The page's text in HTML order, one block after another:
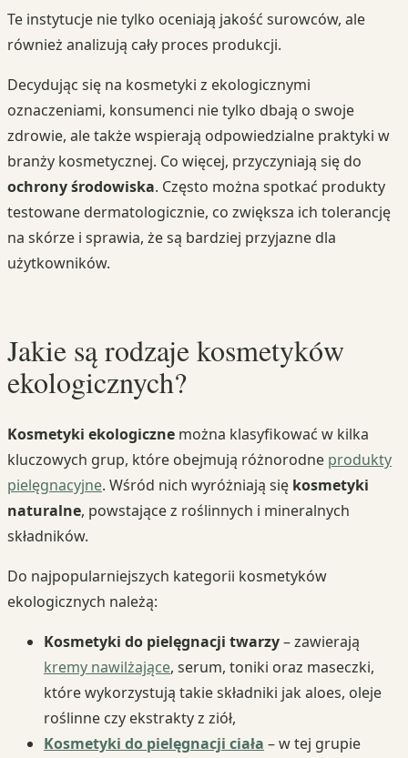
Te instytucje nie tylko oceniają jakość surowców, ale
również analizują cały proces produkcji.
Decydując się na kosmetyki z ekologicznymi
oznaczeniami, konsumenci nie tylko dbają o swoje
zdrowie, ale także wspierają odpowiedzialne praktyki w
branży kosmetycznej. Co więcej, przyczyniają się do
ochrony środowiska. Często można spotkać produkty
testowane dermatologicznie, co zwiększa ich tolerancję
na skórze i sprawia, że są bardziej przyjazne dla
użytkowników.
Jakie są rodzaje kosmetyków
ekologicznych?
Kosmetyki ekologiczne można klasyfikować w kilka
kluczowych grup, które obejmują różnorodne produkty
pielęgnacyjne. Wśród nich wyróżniają się kosmetyki
naturalne, powstające z roślinnych i mineralnych
składników.
Do najpopularniejszych kategorii kosmetyków
ekologicznych należą:
Kosmetyki do pielęgnacji twarzy– zawierają
kremy nawilżające, serum, toniki oraz maseczki,
które wykorzystują takie składniki jak aloes, oleje
roślinne czy ekstrakty z ziół,
Kosmetyki do pielęgnacji ciała – w tej grupie